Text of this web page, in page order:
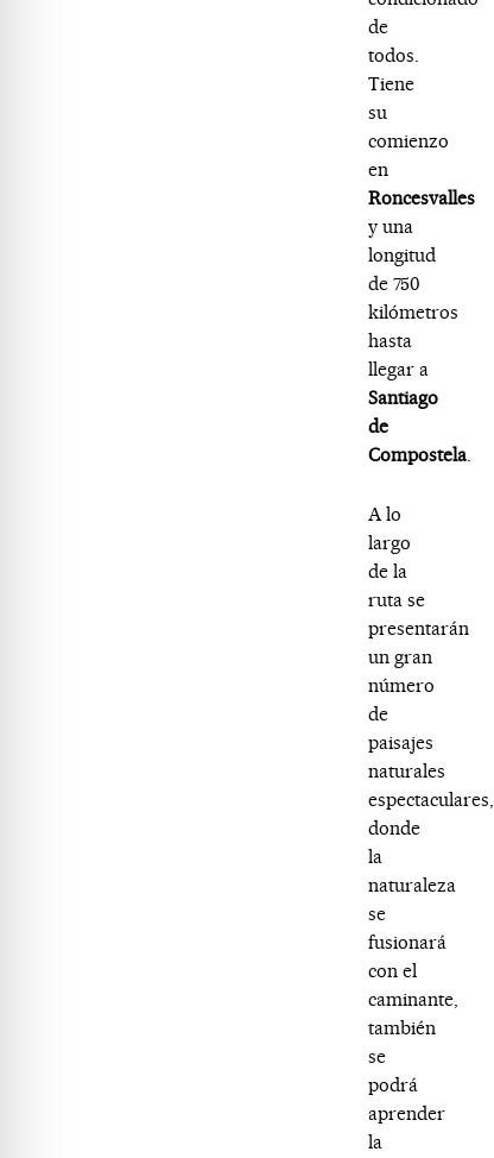
de
todos.
Tiene
su
comienzo
en
Roncesvalles
y una
longitud
de 750
kilómetros
hasta
llegar a
Santiago
de
Compostela.
A lo
largo
de la
ruta se
presentarán
un gran
número
de
paisajes
naturales
espectaculares,
donde
la
naturaleza
se
fusionará
con el
caminante,
también
se
podrá
aprender
la